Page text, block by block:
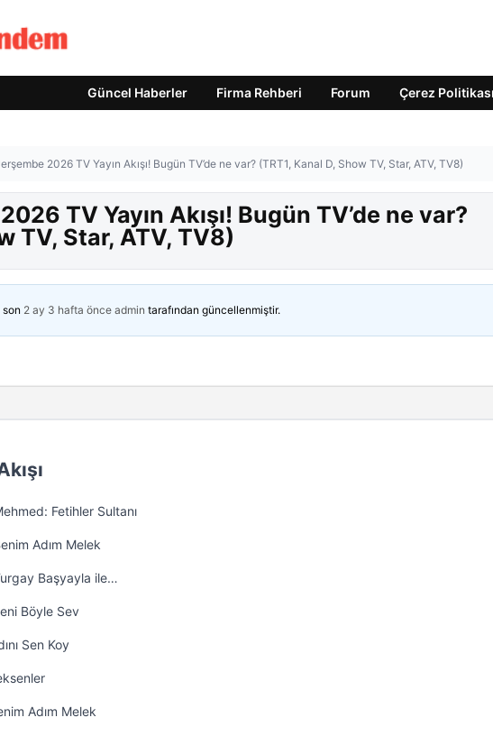
Güncel Haberler Firma Rehberi Forum Çerez Politikası
2026 TV Yayın Akışı! Bugün TV’de ne var? (TRT1, Kanal D, Show TV, Star, ATV, TV8)
TV Yayın Akışı! Bugün TV’de ne var?
TV, Star, ATV, TV8)
son 2 ay 3 hafta önce admin tarafından güncellenmiştir.
Fetihler Sultanı
Adım Melek
Başyayla ile…
Böyle Sev
Sen Koy
Adım Melek